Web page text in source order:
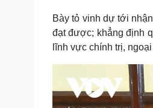
Bày tỏ vinh dự tới
đạt được; khẳng định
lĩnh vực chính trị,